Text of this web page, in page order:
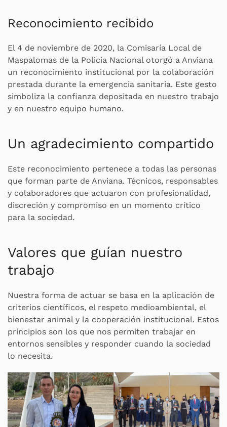
Reconocimiento recibido
El 4 de noviembre de 2020, la Comisaría Local de
Maspalomas de la Policía Nacional otorgó a Anviana
un reconocimiento institucional por la colaboración
prestada durante la emergencia sanitaria. Este gesto
simboliza la confianza depositada en nuestro trabajo
y en nuestro equipo humano.
Un agradecimiento compartido
Este reconocimiento pertenece a todas las personas
que forman parte de Anviana. Técnicos, responsables
y colaboradores que actuaron con profesionalidad,
discreción y compromiso en un momento crítico
para la sociedad.
Valores que guían nuestro
trabajo
Nuestra forma de actuar se basa en la aplicación de
criterios científicos, el respeto medioambiental, el
bienestar animal y la cooperación institucional. Estos
principios son los que nos permiten trabajar en
entornos sensibles y responder cuando la sociedad
lo necesita.